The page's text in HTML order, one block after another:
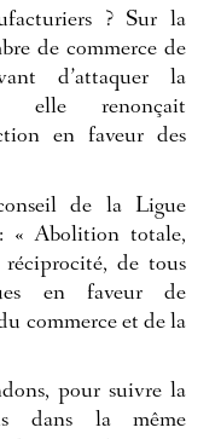
? Sur la
de commerce de
d’attaquer la
elle renonçait
en faveur des
de la Ligue
« Abolition totale,
de tous
en faveur de
commerce et de la
pour suivre la
dans la même